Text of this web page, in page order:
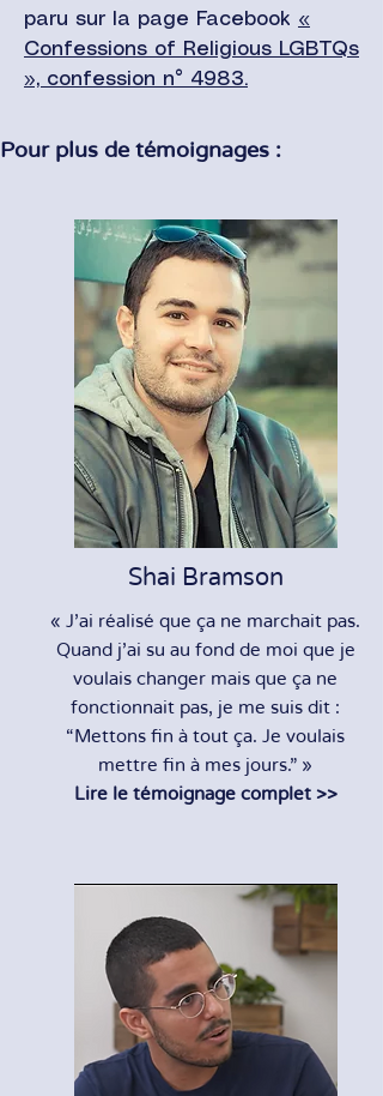
paru sur la page Facebook «
Confessions of Religious LGBTQs
», confession n° 4983.
Pour plus de témoignages :
Shai Bramson
« J’ai réalisé que ça ne marchait pas.
Quand j’ai su au fond de moi que je
voulais changer mais que ça ne
fonctionnait pas, je me suis dit :
“Mettons fin à tout ça. Je voulais
mettre fin à mes jours.” »
Lire le témoignage complet >>